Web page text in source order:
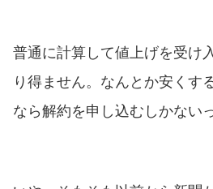
普通に計算して値上げを受け
り得ません。なんとか安くす
なら解約を申し込むしかない